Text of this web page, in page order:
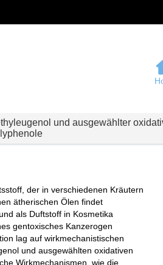
und ausgewählter
der in verschiedenen Kräutern
ätherischen Ölen findet
als Duftstoff in Kosmetika
gentoxisches Kanzerogen
lag auf wirkmechanistischen
und ausgewählten oxidativen
Wirkmechanismen, wie die